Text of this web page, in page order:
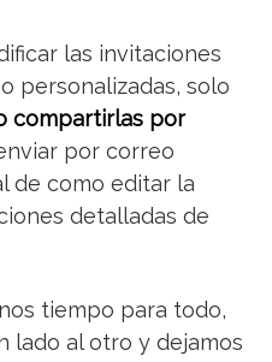
las invitaciones
personalizadas, solo
compartirlas por
por correo
de como editar la
detalladas de
tiempo para todo,
lado al otro y dejamos